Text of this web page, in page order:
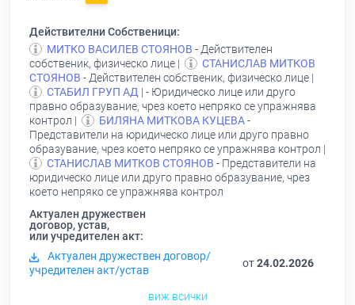
Действителни Собственици:
МИТКО ВАСИЛЕВ СТОЯНОВ - Действителен
собственик, физическо лице |
СТАНИСЛАВ МИТКОВ
СТОЯНОВ - Действителен собственик, физическо лице |
СТАБИЛ ГРУП АД | - Юридическо лице или друго
правно образувание, чрез което непряко се упражнява
контрол |
БИЛЯНА МИТКОВА КУЦЕВА-
Представители на юридическо лице или друго правно
образувание, чрез което непряко се упражнява контрол |
СТАНИСЛАВ МИТКОВ СТОЯНОВ - Представители на
юридическо лице или друго правно образувание, чрез
което непряко се упражнява контрол
Актуален дружествен
договор, устав,
или учредителен акт:
Актуален дружествен договор/
учредителен акт/устав
от24.02.2026
виж всички